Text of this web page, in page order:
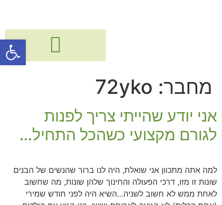
מחבר: 72yko
אני יודע שהייתי צריך לפנות
לגורם מקצועי כשהכל התחיל…
למה אתה מתכוון אני שואלת, היה לנו ברור שהנשים של הבנים
שונות זו מזו, דרכי הפעולה והחינוך שלהן שונות, מה שחשוב
לאחת ממש לא חשוב לשניה…השיא היה לפני חודש שמירי
פתח